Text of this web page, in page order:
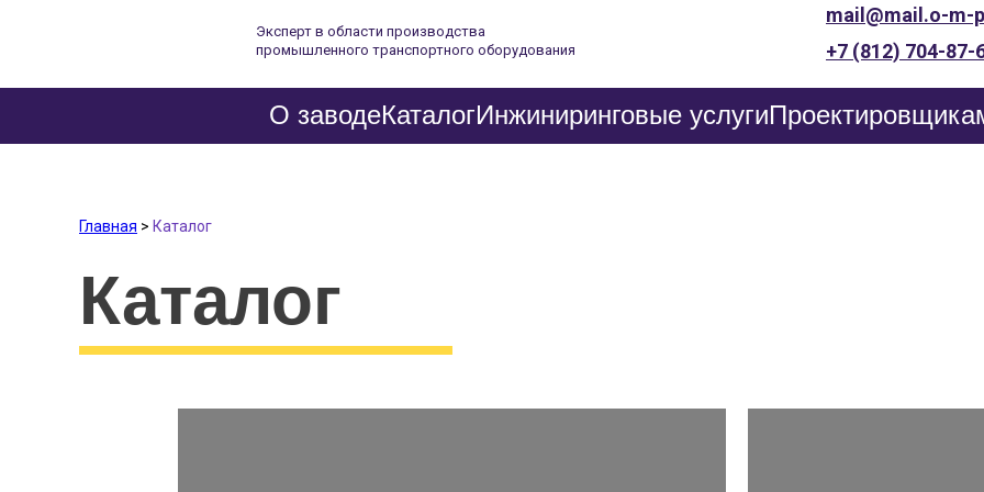
+7 (812) 704-87-
mail@mail.o-m-
Эксперт в области производства
промышленного транспортного оборудования
О заводеКаталогИнжиниринговые услуги
Каталог
Главная > Каталог